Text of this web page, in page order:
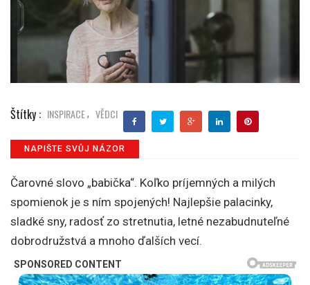
Štítky : INSPIRACE, VĚDCI
NAPIŠTE SVŮJ NÁZOR
Čarovné slovo „babička“. Koľko príjemných a milých
spomienok je s ním spojených! Najlepšie palacinky,
sladké sny, radosť zo stretnutia, letné nezabudnuteľné
dobrodružstvá a mnoho ďalších vecí.